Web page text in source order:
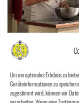
Um ein optimales Erlebnis zu
Geräteinformationen zu
zugestimmt wird, können wir